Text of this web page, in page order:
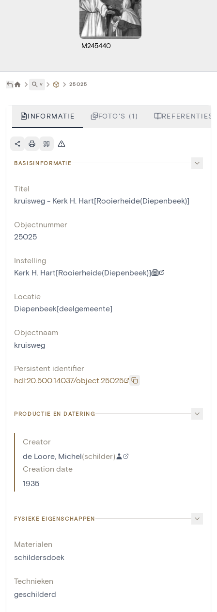
M245440
˅ 25025
INFORMATIE FOTO'S (1) REFERENTIES
BASISINFORMATIE
Titel
kruisweg - Kerk H. Hart[Rooierheide(Diepenbeek)]
Objectnummer
25025
Instelling
Kerk H. Hart[Rooierheide(Diepenbeek)]
Locatie
Diepenbeek[deelgemeente]
Objectnaam
kruisweg
Persistent identifier
hdl:20.500.14037/object.25025
PRODUCTIE EN DATERING
Creator
de Loore, Michel(schilder)
Creation date
1935
FYSIEKE EIGENSCHAPPEN
Materialen
schildersdoek
Technieken
geschilderd